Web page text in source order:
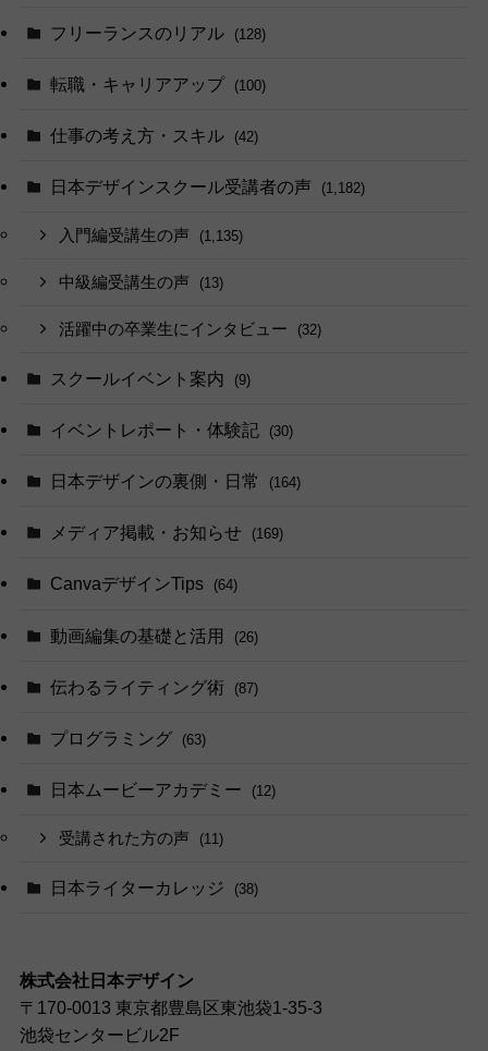
フリーランスのリアル (128)
転職・キャリアアップ (100)
仕事の考え方・スキル (42)
日本デザインスクール受講者の声 (1,182)
入門編受講生の声 (1,135)
中級編受講生の声 (13)
活躍中の卒業生にインタビュー (32)
スクールイベント案内 (9)
イベントレポート・体験記 (30)
日本デザインの裏側・日常 (164)
メディア掲載・お知らせ (169)
CanvaデザインTips (64)
動画編集の基礎と活用 (26)
伝わるライティング術 (87)
プログラミング (63)
日本ムービーアカデミー (12)
受講された方の声 (11)
日本ライターカレッジ (38)
株式会社日本デザイン
〒170-0013 東京都豊島区東池袋1-35-3
池袋センタービル2F